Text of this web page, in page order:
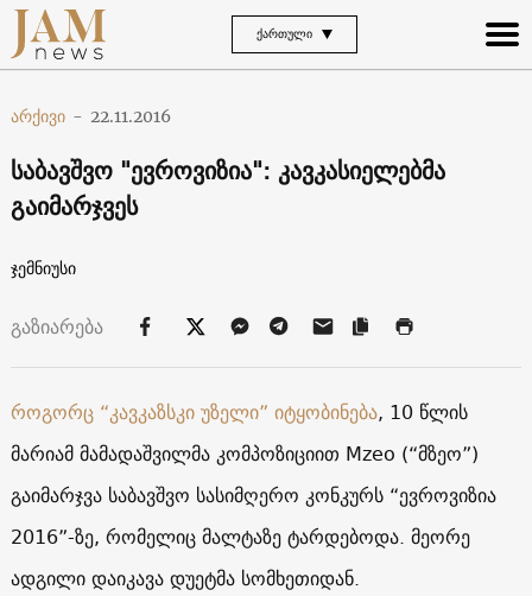
ᲥᲐᲠᲗᲣᲚᲘ
არქივი - 22.11.2016
საბავშვო "ევროვიზია": კავკასიელებმა
გაიმარჯვეს
ჯემნიუსი
გაზიარება
როგორც “კავკაზსკი უზელი” იტყობინება, 10 წლის
მარიამ მამადაშვილმა კომპოზიციით Mzeo (“მზეო”)
გაიმარჯვა საბავშვო სასიმღერო კონკურს “ევროვიზია
2016”-ზე, რომელიც მალტაზე ტარდებოდა. მეორე
ადგილი დაიკავა დუეტმა სომხეთიდან.